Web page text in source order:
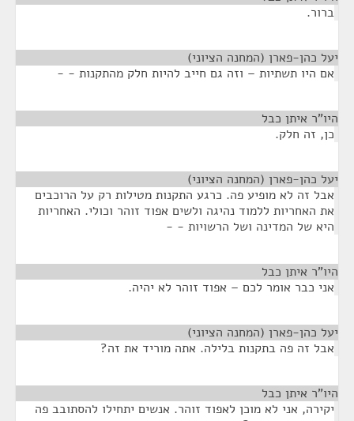
ברור.
יעל כהן-פארן (המחנה הציוני)
אם היו תשתיות – וזה גם חייב להיות חלק מהתקנות - -
היו"ר איתן כבל
כן, זה חלק.
יעל כהן-פארן (המחנה הציוני)
אבל זה לא מופיע פה. כרגע התקנות מטילות רק על הרוכבים
את האחריות ללמוד נהיגה ולשים אפוד זוהר וכולי. האחריות
היא של המדינה ושל הרשויות - -
היו"ר איתן כבל
אני כבר אומר לכם – אפוד זוהר לא יהיה.
יעל כהן-פארן (המחנה הציוני)
אבל זה פה בתקנות בלילה. אתה מוריד את זה?
היו"ר איתן כבל
יקירה, אני לא מוכן לאפוד זוהר. אנשים יתחילו להסתובב פה